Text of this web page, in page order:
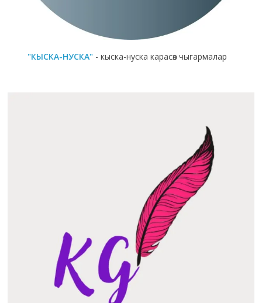
"КЫСКА-НУСКА" - кыска-нуска карасөз чыгармалар